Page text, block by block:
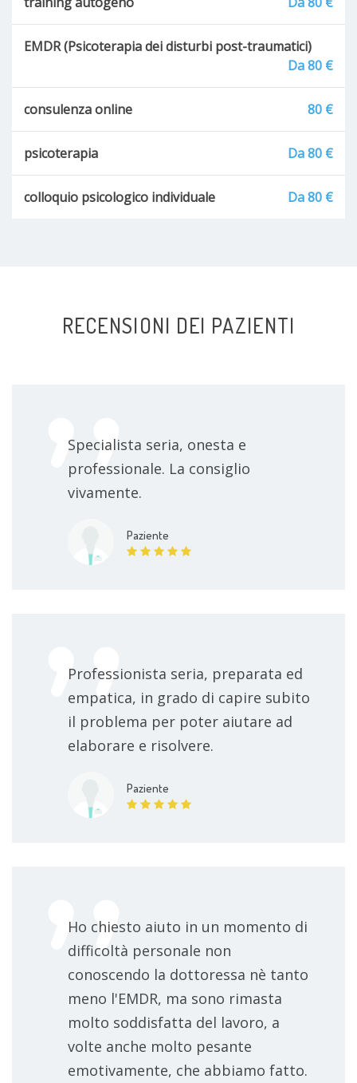
Esaurimento nervoso
Dissociazione
Sdoppiamento della personalità
EMDR (Psicoterapia dei disturbi post-traumatici)
Da 80 €
consulenza online 80 €
psicoterapia Da 80 €
colloquio psicologico individuale Da 80 €
RECENSIONI DEI PAZIENTI
Specialista seria, onesta e
professionale. La consiglio
vivamente.
Paziente
Professionista seria, preparata ed
empatica, in grado di capire subito
il problema per poter aiutare ad
elaborare e risolvere.
Paziente
Ho chiesto aiuto in un momento di
difficoltà personale non
conoscendo la dottoressa nè tanto
meno l'EMDR, ma sono rimasta
molto soddisfatta del lavoro, a
volte anche molto pesante
emotivamente, che abbiamo fatto.